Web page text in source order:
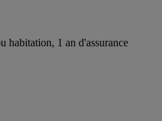
habitation, 1 an d'assurance